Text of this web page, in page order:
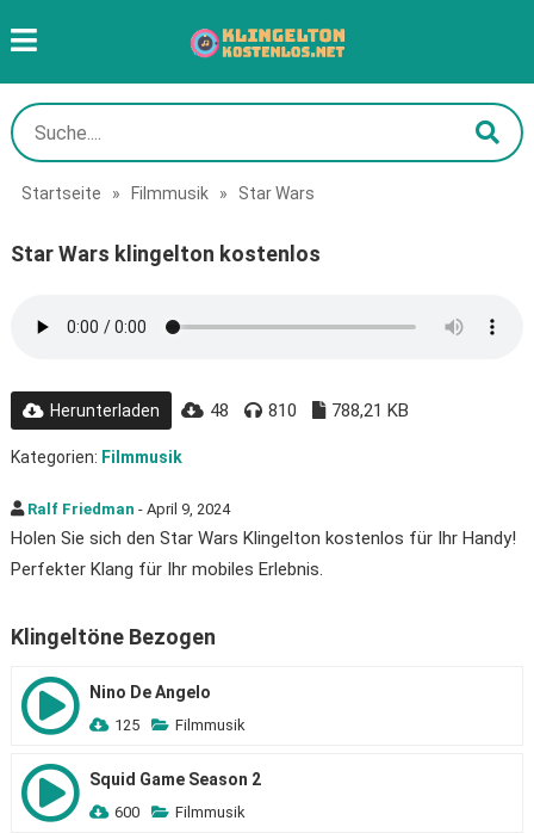
Startseite » Filmmusik » Star Wars
Star Wars klingelton kostenlos
Herunterladen 48 810 788,21 KB
Kategorien: Filmmusik
Ralf Friedman - April 9, 2024
Holen Sie sich den Star Wars Klingelton kostenlos für Ihr Handy!
Perfekter Klang für Ihr mobiles Erlebnis.
Klingeltöne Bezogen
Nino De Angelo
125 Filmmusik
Squid Game Season 2
600 Filmmusik